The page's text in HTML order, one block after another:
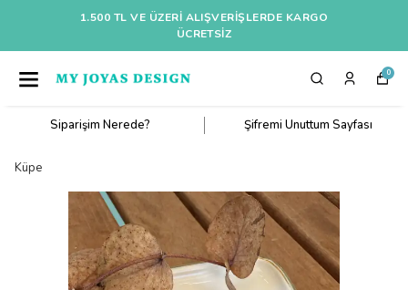
1.500 TL VE ÜZERI ALIŞVERIŞLERDE KARGO
ÜCRETSİZ
0
Siparişim Nerede? Şifremi Unuttum Sayfası
Küpe